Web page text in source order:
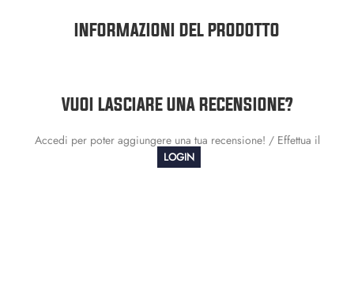
INFORMAZIONI DEL PRODOTTO
VUOI LASCIARE UNA RECENSIONE?
Accedi per poter aggiungere una tua recensione! / Effettua il
LOGIN